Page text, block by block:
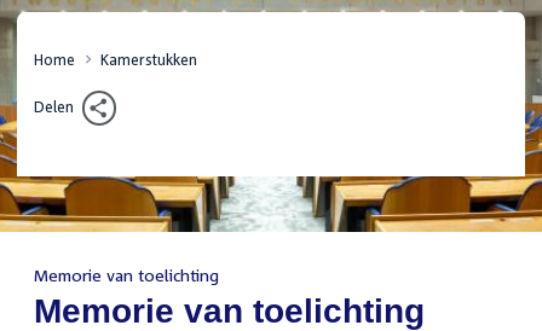
Home Kamerstukken
Delen
Memorie van toelichting
:Memorie van toelichting